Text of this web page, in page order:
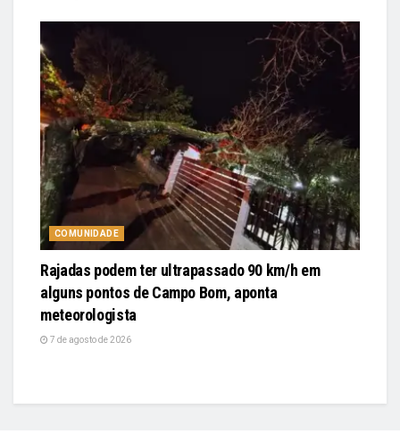
COMUNIDADE
Rajadas podem ter ultrapassado 90 km/h em
alguns pontos de Campo Bom, aponta
meteorologista
7 de agosto de 2026